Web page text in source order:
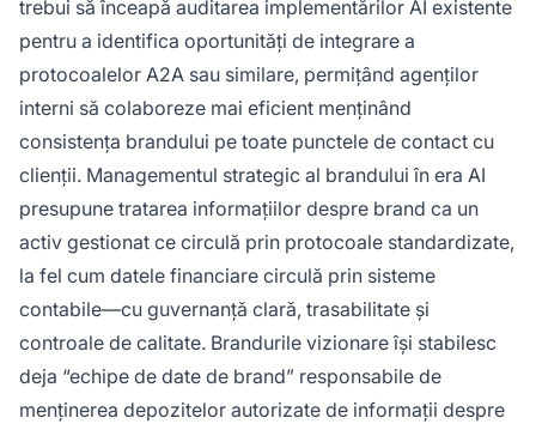
trebui să înceapă auditarea implementărilor AI existente
pentru a identifica oportunități de integrare a
protocoalelor A2A sau similare, permițând agenților
interni să colaboreze mai eficient menținând
consistența brandului pe toate punctele de contact cu
clienții. Managementul strategic al brandului în era AI
presupune tratarea informațiilor despre brand ca un
activ gestionat ce circulă prin protocoale standardizate,
la fel cum datele financiare circulă prin sisteme
contabile—cu guvernanță clară, trasabilitate și
controale de calitate. Brandurile vizionare își stabilesc
deja “echipe de date de brand” responsabile de
menținerea depozitelor autorizate de informații despre